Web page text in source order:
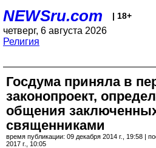
NEWSru.com | 18+
четверг, 6 августа 2026
Религия
Госдума приняла в
законопроект,
общения
священниками
время публикации: 09 декабря 2014 г., 19:58 |
2017 г., 10:05